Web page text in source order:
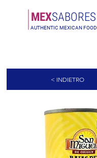
MEXSABORES
AUTHENTIC MEXICAN FOOD
< INDIETRO